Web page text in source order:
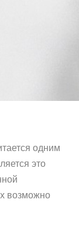
одним
это
возможно